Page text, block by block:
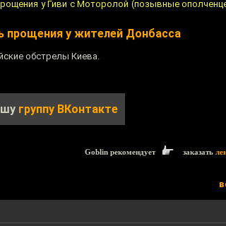
у Гиви с Моторолой (позывные
прощения у жителей Донбасса
обстрелы Киева.
группу ВКонтакте
Goblin рекомендует заказать